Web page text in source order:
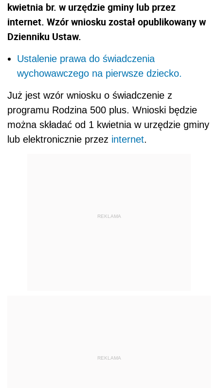
kwietnia br. w urzędzie gminy lub przez
internet. Wzór wniosku został opublikowany w
Dzienniku Ustaw.
Ustalenie prawa do świadczenia
wychowawczego na pierwsze dziecko.
Już jest wzór wniosku o świadczenie z
programu Rodzina 500 plus. Wnioski będzie
można składać od 1 kwietnia w urzędzie gminy
lub elektronicznie przez internet.
REKLAMA
REKLAMA